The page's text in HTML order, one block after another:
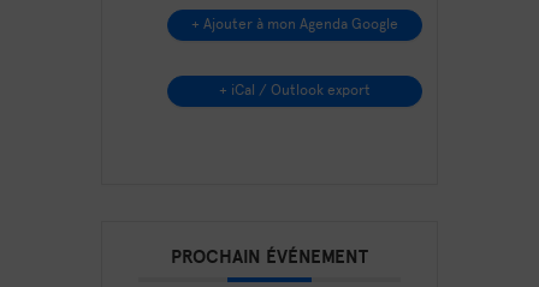
+ Ajouter à mon Agenda Google
+ iCal / Outlook export
PROCHAIN ÉVÉNEMENT